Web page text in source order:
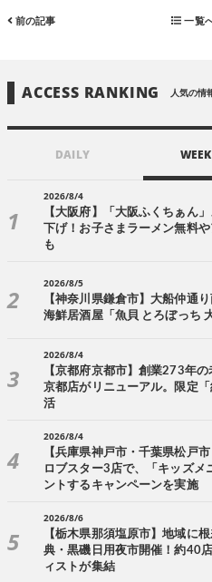
前の記事 一覧
ACCESS RANKING 人気の情
DAILY
2026/8/4
【大阪府】「大阪ふくちぁん
下げ！お子さまラーメン無料
も
2026/8/5
【神奈川県鎌倉市】大船仲通
海鮮居酒屋「魚貝 とろぼっち
2026/8/4
【京都府京都市】創業273年
京都店がリニューアル。限定
活
2026/8/4
【兵庫県神戸市・千葉県松戸
ロブスター3店で、「キッズメ
ントするキャンペーンを実施
2026/8/6
【栃木県那須塩原市】地域に
典・黒磯日用夜市開催！約40
ィストが集結